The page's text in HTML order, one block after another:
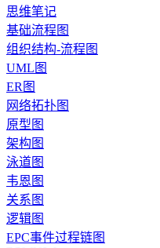
思维笔记
基础流程图
组织结构-流程图
UML图
ER图
网络拓扑图
原型图
架构图
泳道图
韦恩图
关系图
逻辑图
EPC事件过程链图